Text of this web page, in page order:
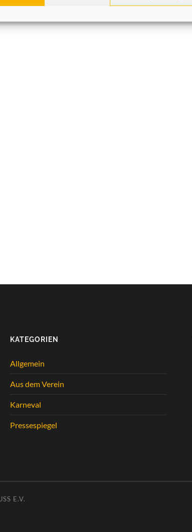
KATEGORIEN
Allgemein
Aus dem Verein
Karneval
Pressespiegel
E.V.